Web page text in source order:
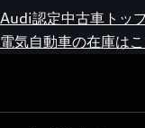
Audi認定中古車トッ
電気自動車の在庫は